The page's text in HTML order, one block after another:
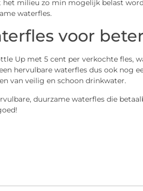
milieu zo min mogelijk belast
waterfles.
voor
Up met 5 cent per verkochte fles,
hervulbare waterfles dus ook nog
van veilig en schoon drinkwater.
duurzame waterfles die